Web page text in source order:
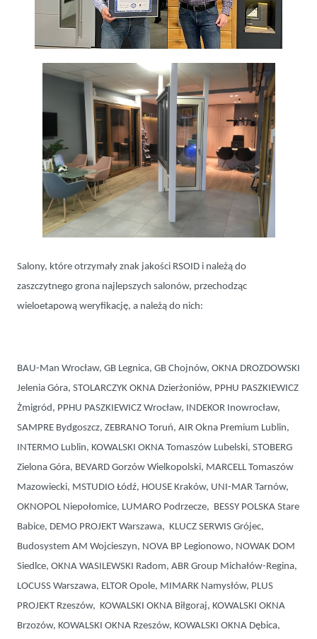
Salony, które otrzymały znak jakości RSOID i należą do
zaszczytnego grona najlepszych salonów, przechodząc
wieloetapową weryfikację, a należą do nich:
BAU-Man Wrocław, GB Legnica, GB Chojnów, OKNA DROZDOWSKI
Jelenia Góra, STOLARCZYK OKNA Dzierżoniów, PPHU PASZKIEWICZ
Żmigród, PPHU PASZKIEWICZ Wrocław, INDEKOR Inowrocław,
SAMPRE Bydgoszcz, ZEBRANO Toruń, AIR Okna Premium Lublin,
INTERMO Lublin, KOWALSKI OKNA Tomaszów Lubelski, STOBERG
Zielona Góra, BEVARD Gorzów Wielkopolski, MARCELL Tomaszów
Mazowiecki, MSTUDIO Łódź, HOUSE Kraków, UNI-MAR Tarnów,
OKNOPOL Niepołomice, LUMARO Podrzecze, BESSY POLSKA Stare
Babice, DEMO PROJEKT Warszawa, KLUCZ SERWIS Grójec,
Budosystem AM Wojcieszyn, NOVA BP Legionowo, NOWAK DOM
Siedlce, OKNA WASILEWSKI Radom, ABR Group Michałów-Regina,
LOCUSS Warszawa, ELTOR Opole, MIMARK Namysłów, PLUS
PROJEKT Rzeszów, KOWALSKI OKNA Biłgoraj, KOWALSKI OKNA
Brzozów, KOWALSKI OKNA Rzeszów, KOWALSKI OKNA Dębica,